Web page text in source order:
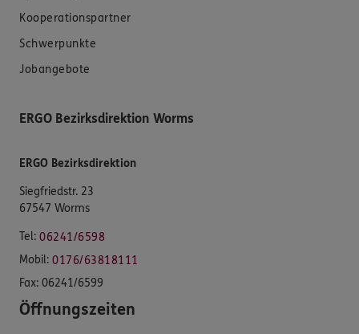
Kooperationspartner
Schwerpunkte
Jobangebote
ERGO Bezirksdirektion Worms
ERGO Bezirksdirektion
Siegfriedstr. 23
67547 Worms
Tel: 06241/6598
Mobil: 0176/63818111
Fax: 06241/6599
Öffnungszeiten